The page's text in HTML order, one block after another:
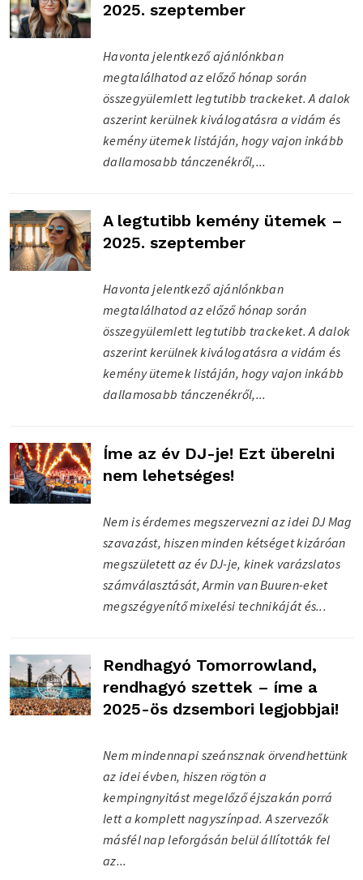
2025. szeptember
Havonta jelentkező ajánlónkban
megtalálhatod az előző hónap során
összegyülemlett legtutibb trackeket. A dalok
aszerint kerülnek kiválogatásra a vidám és
kemény ütemek listáján, hogy vajon inkább
dallamosabb tánczenékről,...
A legtutibb kemény ütemek –
2025. szeptember
Havonta jelentkező ajánlónkban
megtalálhatod az előző hónap során
összegyülemlett legtutibb trackeket. A dalok
aszerint kerülnek kiválogatásra a vidám és
kemény ütemek listáján, hogy vajon inkább
dallamosabb tánczenékről,...
Íme az év DJ-je! Ezt überelni
nem lehetséges!
Nem is érdemes megszervezni az idei DJ Mag
szavazást, hiszen minden kétséget kizáróan
megszületett az év DJ-je, kinek varázslatos
számválasztását, Armin van Buuren-eket
megszégyenítő mixelési technikáját és...
Rendhagyó Tomorrowland,
rendhagyó szettek – íme a
2025-ös dzsembori legjobbjai!
Nem mindennapi szeánsznak örvendhettünk
az idei évben, hiszen rögtön a
kempingnyitást megelőző éjszakán porrá
lett a komplett nagyszínpad. A szervezők
másfél nap leforgásán belül állították fel
az...